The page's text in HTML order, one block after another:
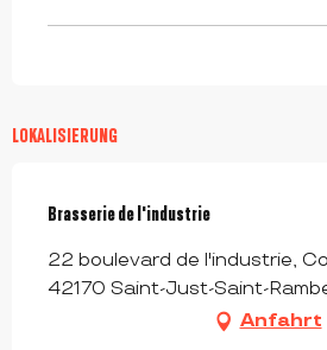
LOKALISIERUNG
Brasserie de l'industrie
22 boulevard de l'industrie,
42170 Saint-Just-Saint-
Anfahrt